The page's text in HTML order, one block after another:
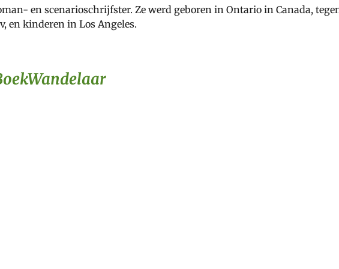
en scenarioschrijfster. Ze werd geboren in Ontario in Canada,
en kinderen in Los Angeles.